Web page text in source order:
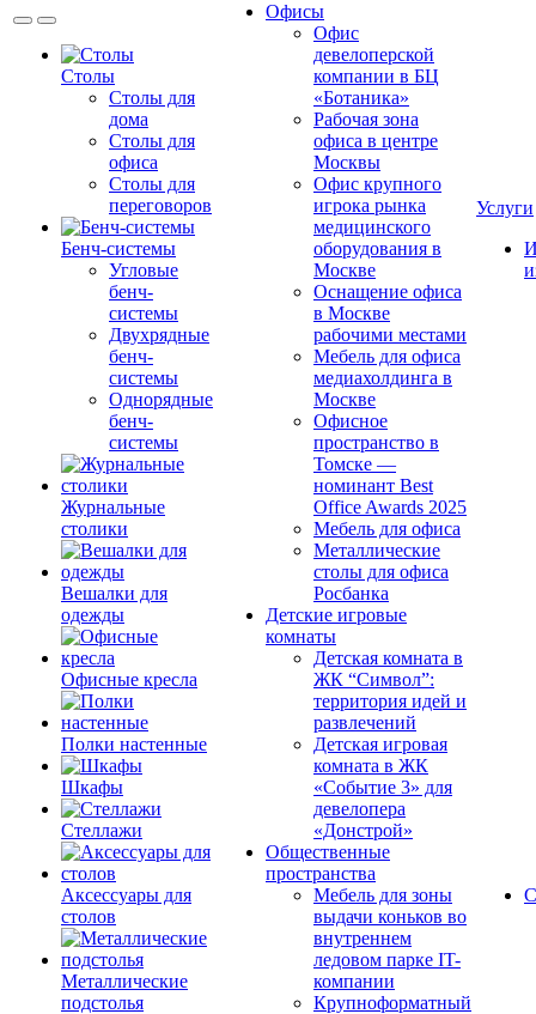
Столы
Столы для
дома
Столы для
офиса
Столы для
переговоров
Бенч-системы
Угловые
бенч-
системы
Двухрядные
бенч-
системы
Однорядные
бенч-
системы
Журнальные
столики
Вешалки для
одежды
Офисные кресла
Полки настенные
Шкафы
Стеллажи
Аксессуары для
столов
Металлические
подстолья
Офисы
Офис
девелоперской
компании в БЦ
«Ботаника»
Рабочая зона
офиса в центре
Москвы
Офис крупного
игрока рынка
медицинского
оборудования в
Москве
Оснащение офиса
в Москве
рабочими местами
Мебель для офиса
медиахолдинга в
Москве
Офисное
пространство в
Томске —
номинант Best
Office Awards 2025
Мебель для офиса
Металлические
столы для офиса
Росбанка
Детские игровые
комнаты
Детская комната в
ЖК “Символ”:
территория идей и
развлечений
Детская игровая
комната в ЖК
«Событие 3» для
девелопера
«Донстрой»
Общественные
пространства
Мебель для зоны
выдачи коньков во
внутреннем
ледовом парке IT-
компании
Крупноформатный
Услуги